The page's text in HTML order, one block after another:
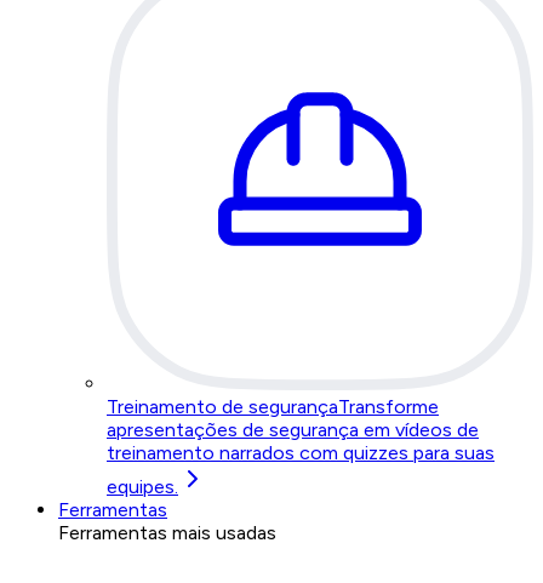
Treinamento de segurançaTransforme
apresentações de segurança em vídeos de
treinamento narrados com quizzes para suas
equipes.
Ferramentas
Ferramentas mais usadas